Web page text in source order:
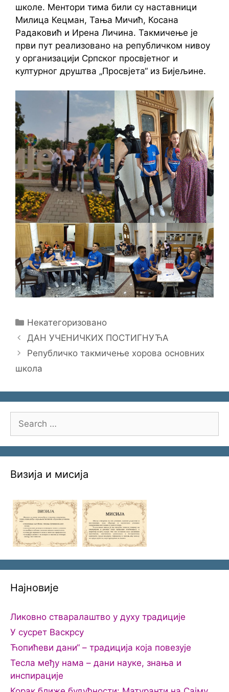
школе. Ментори тима били су наставници
Милица Кецман, Тања Мичић, Косана
Радаковић и Ирена Личина. Такмичење је
први пут реализовано на републичком нивоу
у организацији Српског просвјетног и
културног друштва „Просвјета“ из Бијељине.
Categories
Некатегоризовано
ДАН УЧЕНИЧКИХ ПОСТИГНУЋА
Републичко такмичење хорова основних
школа
for:
Визија и мисија
Најновије
Ликовно стваралаштво у духу традиције
У сусрет Васкрсу
Ћопићеви дани“ – традиција која повезује
Тесла међу нама – дани науке, знања и
инспирације